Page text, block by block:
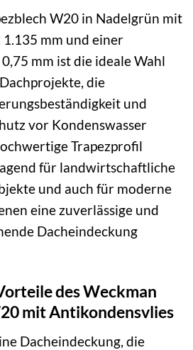
W20 in Nadelgrün mit
mm und einer
mm ist die ideale Wahl
die
und
vor Kondenswasser
Trapezprofil
für landwirtschaftliche
und auch für moderne
eine zuverlässige und
Dacheindeckung
des Weckman
mit Antikondensvlies
Dacheindeckung, die